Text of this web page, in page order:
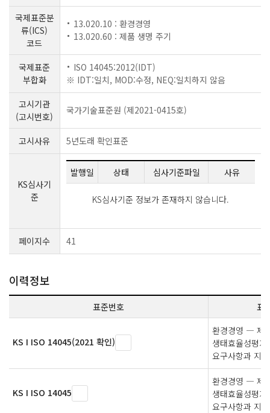
국제표준분
류(ICS)
코드
13.020.10 : 환경경영
13.020.60 : 제품 생명 주기
국제표준
부합화
ISO 14045:2012(IDT)
※ IDT:일치, MOD:수정, NEQ:일치하지 않음
고시기관
(고시번호)
국가기술표준원 (제2021-0415호)
고시사유 5년도래 확인표준
KS심사기
준
발행일 상태 심사기준파일 사유
KS심사기준 정보가 존재하지 않습니다.
페이지수 41
이력정보
표준번호 표
KS I ISO 14045(2021 확인)
환경경영 ― 제
생태효율성평
요구사항과 지침
KS I ISO 14045
환경경영 ― 제
생태효율성평
요구사항과 지침